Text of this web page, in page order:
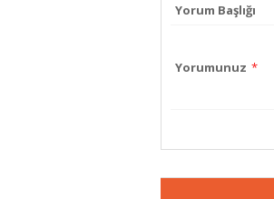
Yorum Başlığı
Yorumunuz *